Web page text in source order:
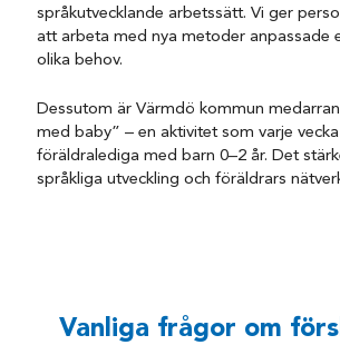
språkutvecklande arbetssätt. Vi ger
att arbeta med nya metoder anpassade
olika behov.
Dessutom är Värmdö kommun
med baby” – en aktivitet som varje
föräldralediga med barn 0–2 år. Det
språkliga utveckling och föräldrars
Vanliga frågor om